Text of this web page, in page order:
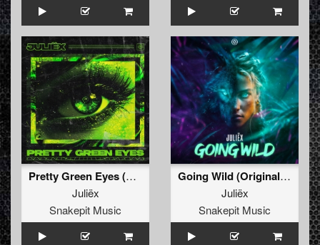
Pretty Green Eyes (Original Mix)
Juliëx
Snakepit Music
Going Wild (Original Mix)
Juliëx
Snakepit Music